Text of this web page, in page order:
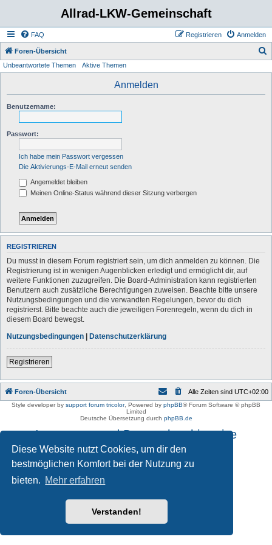
Diese Website nutzt Cookies, um dir den
bestmöglichen Komfort bei der Nutzung zu
bieten. Mehr erfahren
Verstanden!
Allrad-LKW-Gemeinschaft
FAQ Anmelden
Registrieren
Foren-Übersicht
Unbeantwortete Themen Aktive Themen
Anmelden
Benutzername:
Passwort:
Ich habe mein Passwort vergessen
Die Aktivierungs-E-Mail erneut senden
Angemeldet bleiben
Meinen Online-Status während dieser Sitzung verbergen
REGISTRIEREN
Du musst in diesem Forum registriert sein, um dich anmelden zu können. Die
Registrierung ist in wenigen Augenblicken erledigt und ermöglicht dir, auf
weitere Funktionen zuzugreifen. Die Board-Administration kann registrierten
Benutzern auch zusätzliche Berechtigungen zuweisen. Beachte bitte unsere
Nutzungsbedingungen und die verwandten Regelungen, bevor du dich
registrierst. Bitte beachte auch die jeweiligen Forenregeln, wenn du dich in
diesem Board bewegst.
Nutzungsbedingungen | Datenschutzerklärung
Registrieren
Foren-Übersicht Alle Zeiten sind UTC+02:00
Style developer by support forum tricolor, Powered by phpBB® Forum Software © phpBB
Limited
Deutsche Übersetzung durch phpBB.de
Impressum und Datenschutzhinweise